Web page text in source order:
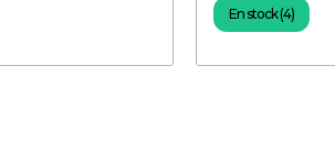
En stock (4)